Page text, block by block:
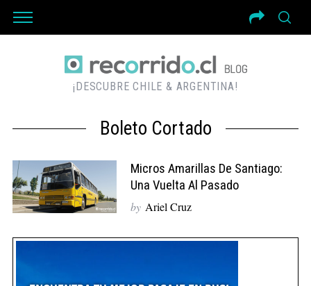
¡DESCUBRE CHILE & ARGENTINA!
Boleto Cortado
Micros Amarillas De Santiago:
Una Vuelta Al Pasado
by Ariel Cruz